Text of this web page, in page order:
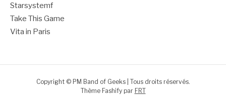
Starsystemf
Take This Game
Vita in Paris
Copyright © PM Band of Geeks | Tous droits réservés.
Thème Fashify par FRT